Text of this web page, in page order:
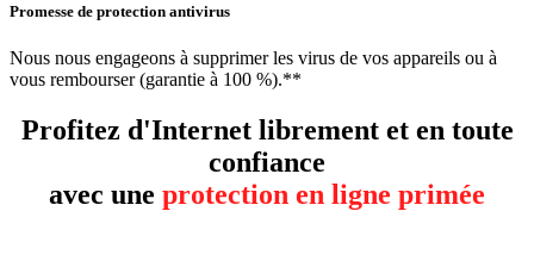
Promesse de protection antivirus
Nous nous engageons à supprimer les virus de vos appareils ou à
vous rembourser (garantie à 100 %).**
Profitez d'Internet librement et en toute
confiance
avec une protection en ligne primée